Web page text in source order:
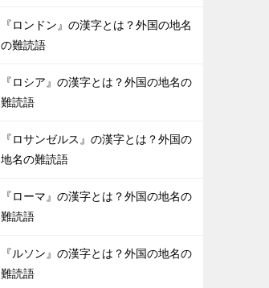
『ロンドン』の漢字とは？外国の地名
の難読語
『ロシア』の漢字とは？外国の地名の
難読語
『ロサンゼルス』の漢字とは？外国の
地名の難読語
『ローマ』の漢字とは？外国の地名の
難読語
『ルソン』の漢字とは？外国の地名の
難読語